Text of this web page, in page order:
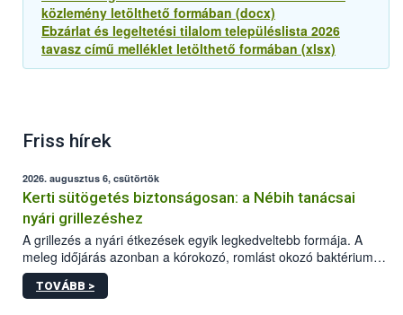
közlemény letölthető formában (docx)
Ebzárlat és legeltetési tilalom településlista 2026
tavasz című melléklet letölthető formában (xlsx)
Friss hírek
2026. augusztus 6, csütörtök
Kerti sütögetés biztonságosan: a Nébih tanácsai
nyári grillezéshez
A grillezés a nyári étkezések egyik legkedveltebb formája. A
meleg időjárás azonban a kórokozó, romlást okozó baktériumok
gyorsabb szaporodásának is kedvez. A szabadtéri sütögetés
ezért nem csupán a megfelelő sütési technikáról szól: legalább
TOVÁBB >